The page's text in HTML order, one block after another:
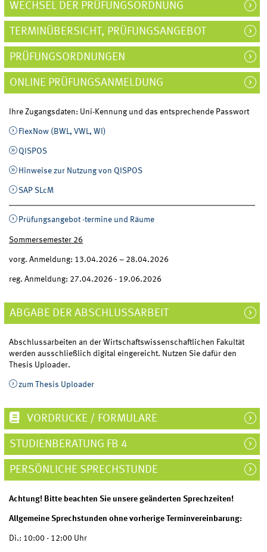
WECHSEL DER PRÜFUNGSORDNUNG
TERMINÜBERSICHT, PRÜFUNGSANGEBOT
PRÜFUNGSORDNUNGEN
ONLINE PRÜFUNGSANMELDUNG
Ihre Zugangsdaten: Uni-Kennung und das entsprechende Passwort
FlexNow (BWL, VWL, WI)
QISPOS
Hinweise zur Nutzung von QISPOS
SAP SLcM
Prüfungsangebot -termine und Räume
Sommersemester 26
vorg. Anmeldung: 13.04.2026 – 28.04.2026
reg. Anmeldung: 27.04.2026 - 19.06.2026
ABGABE DER ABSCHLUSSARBEIT
Abschlussarbeiten an der Wirtschaftswissenschaftlichen Fakultät
werden ausschließlich digital eingereicht. Nutzen Sie dafür den
Thesis Uploader.
zum Thesis Uploader
VORDRUCKE / FORMULARE
STUDIENBERATUNG FB 4
PERSÖNLICHE SPRECHSTUNDE
Achtung! Bitte beachten Sie unsere geänderten Sprechzeiten!
Allgemeine Sprechstunden ohne vorherige Terminvereinbarung:
Di.: 10:00 - 12:00 Uhr